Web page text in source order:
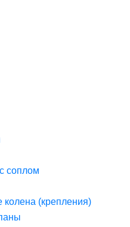
соплом
колена (крепления)